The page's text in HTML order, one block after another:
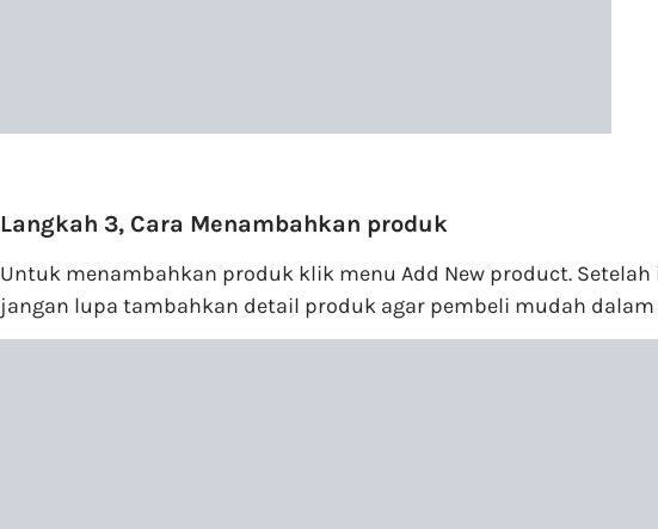
Langkah 3, Cara Menambahkan produk
Untuk menambahkan produk klik menu Add New product.
jangan lupa tambahkan detail produk agar pembeli mudah